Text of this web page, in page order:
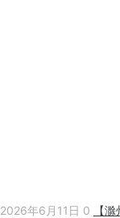
2026年6月11日 0
【